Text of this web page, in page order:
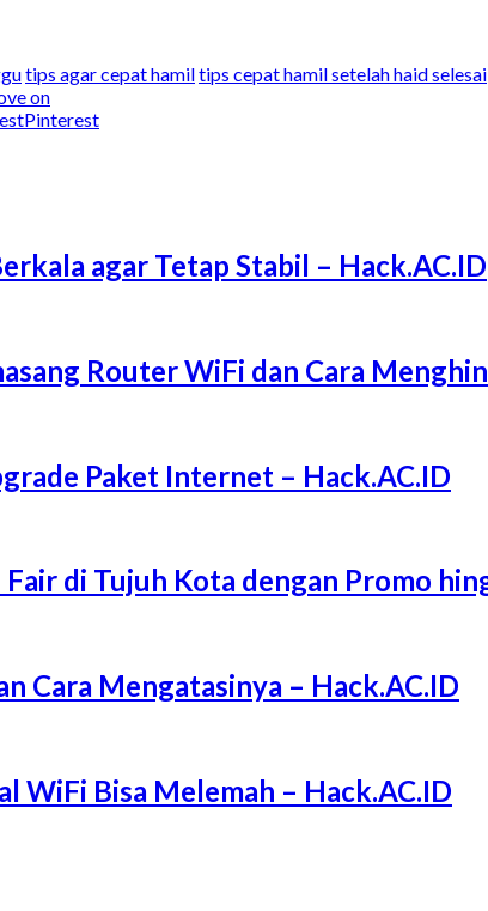
tips agar cepat hamiltips cepat hamil setelah haid selesai
on
Pinterest
agar Tetap Stabil – Hack.AC.ID
Router WiFi dan Cara
Paket Internet – Hack.AC.ID
di Tujuh Kota dengan Promo
Cara Mengatasinya – Hack.AC.ID
WiFi Bisa Melemah – Hack.AC.ID